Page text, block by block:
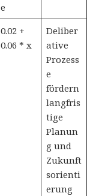
e
0.02 +
0.06 * x
Deliber
ative
Prozess
e
fördern
langfris
tige
Planun
g und
Zukunft
sorienti
erung